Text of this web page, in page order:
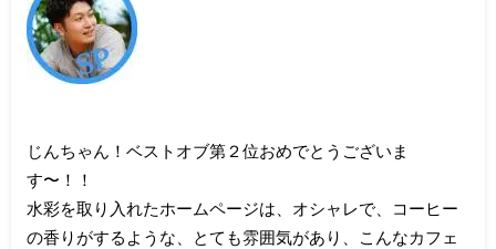
じんちゃん！ベストオブ第２位おめでとうございま
す〜！！
水彩を取り入れたホームページは、オシャレで、コーヒー
の香りがするような、とても雰囲気があり、こんなカフェ